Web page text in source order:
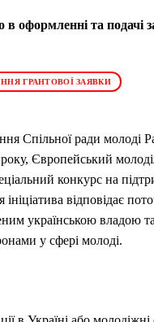
оформленні та подачі
ГРАНТОВОЇ ЗАЯВКИ
Спільної ради молоді
Європейський
конкурс на
ініціатива відповідає
українською владою та
у сфері молоді.